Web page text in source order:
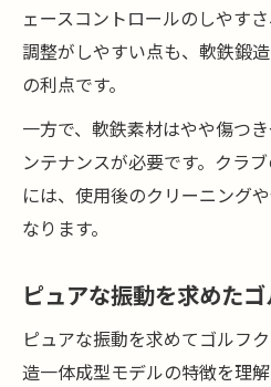
ェースコントロールのしやす
調整がしやすい点も、軟鉄鍛
の利点です。
一方で、軟鉄素材はやや傷つ
ンテナンスが必要です。クラ
には、使用後のクリーニング
なります。
ピュアな振動を求めた
ピュアな振動を求めてゴルフ
造一体成型モデルの特徴を理